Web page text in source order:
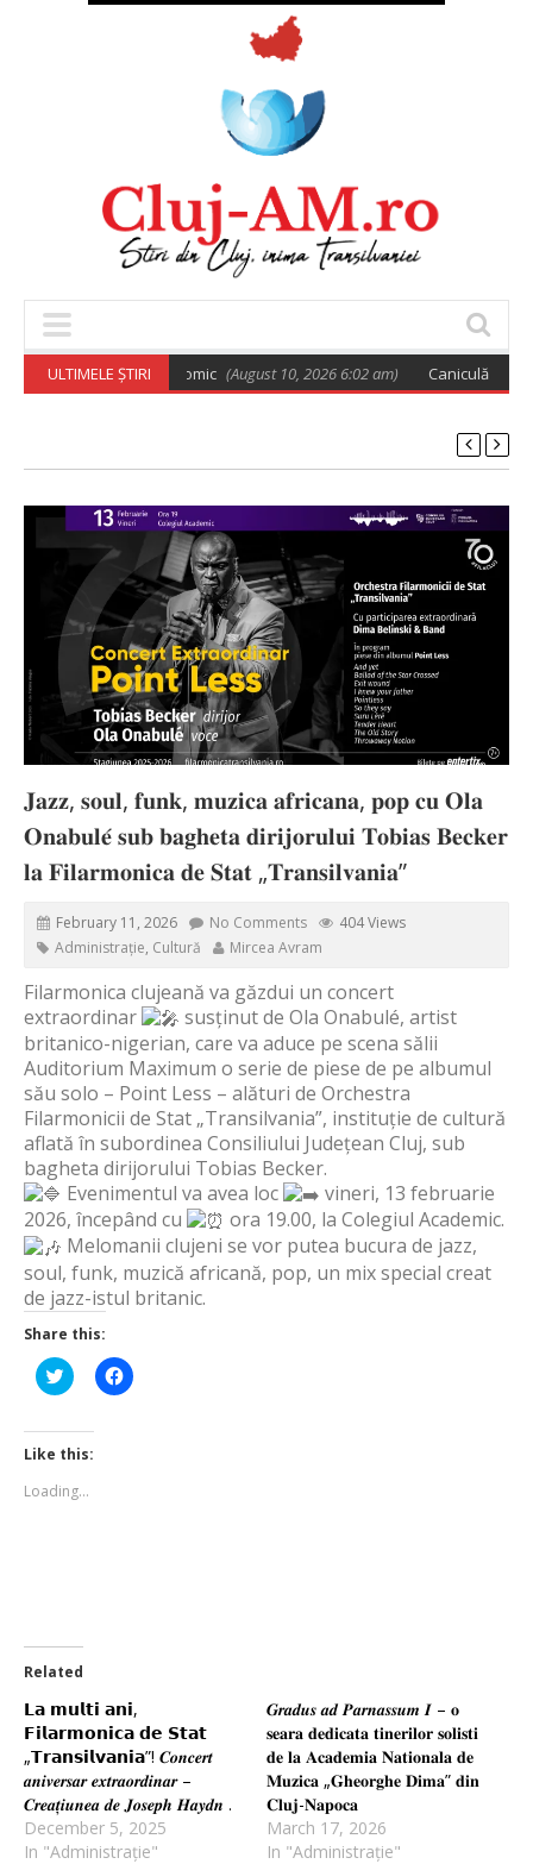
ULTIMELE ȘTIRI
alt spectacol astronomic (August 10, 2026 6:02 am) Caniculă și
𝐉𝐚𝐳𝐳, 𝐬𝐨𝐮𝐥, 𝐟𝐮𝐧𝐤, 𝐦𝐮𝐳𝐢𝐜𝐚 𝐚𝐟𝐫𝐢𝐜𝐚𝐧𝐚, 𝐩𝐨𝐩 𝐜𝐮 𝐎𝐥𝐚
𝐎𝐧𝐚𝐛𝐮𝐥𝐞́ 𝐬𝐮𝐛 𝐛𝐚𝐠𝐡𝐞𝐭𝐚 𝐝𝐢𝐫𝐢𝐣𝐨𝐫𝐮𝐥𝐮𝐢 𝐓𝐨𝐛𝐢𝐚𝐬 𝐁𝐞𝐜𝐤𝐞𝐫
𝐥𝐚 𝐅𝐢𝐥𝐚𝐫𝐦𝐨𝐧𝐢𝐜𝐚 𝐝𝐞 𝐒𝐭𝐚𝐭 „𝐓𝐫𝐚𝐧𝐬𝐢𝐥𝐯𝐚𝐧𝐢𝐚”
February 11, 2026 No Comments
404 Views
Administrație, Cultură Mircea Avram
Filarmonica clujeană va găzdui un concert
extraordinar
susținut de Ola Onabulé, artist
britanico-nigerian, care va aduce pe scena sălii
Auditorium Maximum o serie de piese de pe albumul
său solo – Point Less – alături de Orchestra
Filarmonicii de Stat „Transilvania”, instituție de cultură
aflată în subordinea Consiliului Județean Cluj, sub
bagheta dirijorului Tobias Becker.
Evenimentul va avea loc
vineri, 13 februarie
2026, începând cu
ora 19.00, la Colegiul Academic.
Melomanii clujeni se vor putea bucura de jazz,
soul, funk, muzică africană, pop, un mix special creat
de jazz-istul britanic.
Share this:
Click
to
Twitter
(Opens
in
window)
Click
to
Like this:
Loading...
Related
𝗟𝗮 𝗺𝘂𝗹𝘁𝗶 𝗮𝗻𝗶,
𝗙𝗶𝗹𝗮𝗿𝗺𝗼𝗻𝗶𝗰𝗮 𝗱𝗲 𝗦𝘁𝗮𝘁
„𝗧𝗿𝗮𝗻𝘀𝗶𝗹𝘃𝗮𝗻𝗶𝗮”! 𝑪𝒐𝒏𝒄𝒆𝒓𝒕
𝒂𝒏𝒊𝒗𝒆𝒓𝒔𝒂𝒓 𝒆𝒙𝒕𝒓𝒂𝒐𝒓𝒅𝒊𝒏𝒂𝒓 –
𝑪𝒓𝒆𝒂𝒕̦𝒊𝒖𝒏𝒆𝒂 𝒅𝒆 𝑱𝒐𝒔𝒆𝒑𝒉 𝑯𝒂𝒚𝒅𝒏 .
December 5, 2025
In "Administrație"
𝑮𝒓𝒂𝒅𝒖𝒔 𝒂𝒅 𝑷𝒂𝒓𝒏𝒂𝒔𝒔𝒖𝒎 𝑰 – 𝐨
𝐬𝐞𝐚𝐫𝐚 𝐝𝐞𝐝𝐢𝐜𝐚𝐭𝐚 𝐭𝐢𝐧𝐞𝐫𝐢𝐥𝐨𝐫 𝐬𝐨𝐥𝐢𝐬𝐭𝐢
𝐝𝐞 𝐥𝐚 𝐀𝐜𝐚𝐝𝐞𝐦𝐢𝐚 𝐍𝐚𝐭𝐢𝐨𝐧𝐚𝐥𝐚 𝐝𝐞
𝐌𝐮𝐳𝐢𝐜𝐚 „𝐆𝐡𝐞𝐨𝐫𝐠𝐡𝐞 𝐃𝐢𝐦𝐚” 𝐝𝐢𝐧
𝐂𝐥𝐮𝐣-𝐍𝐚𝐩𝐨𝐜𝐚
March 17, 2026
In "Administrație"